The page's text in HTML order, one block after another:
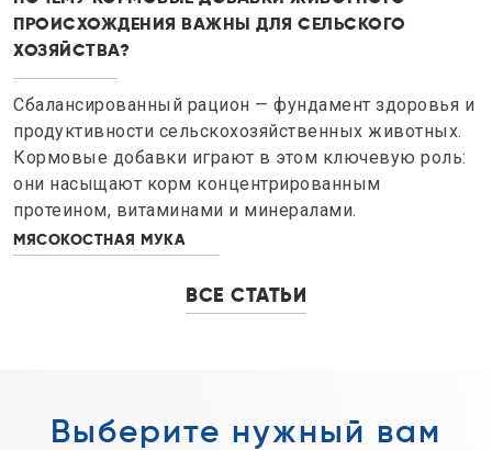
ПРОИСХОЖДЕНИЯ ВАЖНЫ ДЛЯ СЕЛЬСКОГО
ХОЗЯЙСТВА?
Сбалансированный рацион — фундамент здоровья и
продуктивности сельскохозяйственных животных.
Кормовые добавки играют в этом ключевую роль:
они насыщают корм концентрированным
протеином, витаминами и минералами.
МЯСОКОСТНАЯ МУКА
ВСЕ СТАТЬИ
Выберите нужный вам